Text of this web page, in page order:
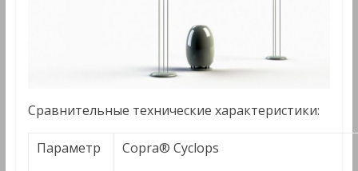
Сравнительные технические характеристики:
Параметр Copra® Cyclops